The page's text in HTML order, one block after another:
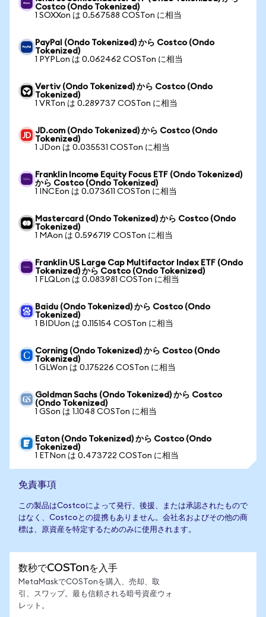
Costco (Ondo Tokenized)
1 SOXXon は 0.567588 COSTon に相当
PayPal (Ondo Tokenized) から Costco (Ondo
Tokenized)
1 PYPLon は 0.062462 COSTon に相当
Vertiv (Ondo Tokenized) から Costco (Ondo
Tokenized)
1 VRTon は 0.289737 COSTon に相当
JD.com (Ondo Tokenized) から Costco (Ondo
Tokenized)
1 JDon は 0.035531 COSTon に相当
Franklin Income Equity Focus ETF (Ondo Tokenized)
から Costco (Ondo Tokenized)
1 INCEon は 0.073611 COSTon に相当
Mastercard (Ondo Tokenized) から Costco (Ondo
Tokenized)
1 MAon は 0.596719 COSTon に相当
Franklin US Large Cap Multifactor Index ETF (Ondo
Tokenized) から Costco (Ondo Tokenized)
1 FLQLon は 0.083981 COSTon に相当
Baidu (Ondo Tokenized) から Costco (Ondo
Tokenized)
1 BIDUon は 0.115154 COSTon に相当
Corning (Ondo Tokenized) から Costco (Ondo
Tokenized)
1 GLWon は 0.175226 COSTon に相当
Goldman Sachs (Ondo Tokenized) から Costco
(Ondo Tokenized)
1 GSon は 1.1048 COSTon に相当
Eaton (Ondo Tokenized) から Costco (Ondo
Tokenized)
1 ETNon は 0.473722 COSTon に相当
免責事項
この製品はCostcoによって発行、後援、または承認されたもので
はなく、Costcoとの提携もありません。会社名およびその他の商
標は、原資産を特定するためのみに使用されます。
数秒でCOSTonを入手
MetaMaskでCOSTonを購入、売却、取
引、スワップ。最も信頼される暗号資産ウォ
レット。